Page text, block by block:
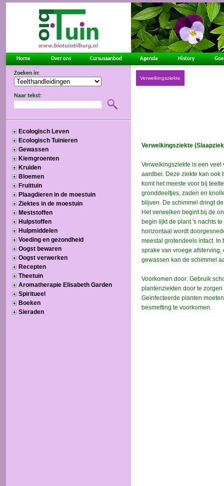
Home Over ons Cursusaanbod Agenda History
Zoeken in:
Naar tekst:
Ecologisch Leven
Ecologisch Tuinieren
Gewassen
Kiemgroenten
Kruiden
Bloemen
Fruittuin
Plaagdieren in de moestuin
Ziektes in de moestuin
Meststoffen
Hulpstoffen
Hulpmiddelen
Voeding en gezondheid
Oogst bewaren
Oogst verwerken
Recepten
Theetuin
Aromatherapie Elisabeth Garden
Spiritueel
Boeken
Sieraden